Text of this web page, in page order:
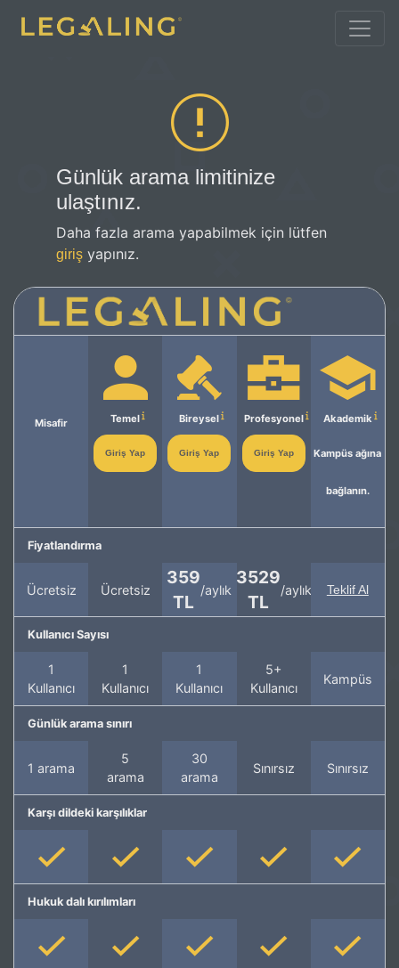
Günlük arama limitinize
ulaştınız.
Daha fazla arama yapabilmek için lütfen
giriş yapınız.
Misafir Temel
Giriş Yap
Bireysel
Giriş Yap
Profesyonel
Giriş Yap
Akademik
Kampüs ağına
bağlanın.
Fiyatlandırma
Ücretsiz Ücretsiz
359
TL
/aylık
3529
TL
/aylık Teklif Al
Kullanıcı Sayısı
1
Kullanıcı
1
Kullanıcı
1
Kullanıcı
5+
Kullanıcı
Kampüs
Günlük arama sınırı
1 arama
5
arama
30
arama
Sınırsız Sınırsız
Karşı dildeki karşılıklar
Hukuk dalı kırılımları